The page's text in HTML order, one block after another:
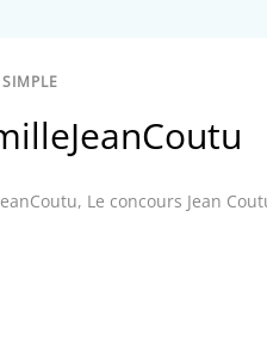
, Le concours Jean